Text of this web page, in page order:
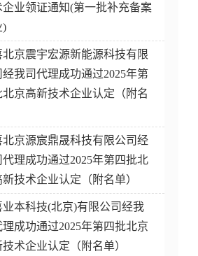
企业领证通知(第一批补充备案
)
北京震宇宏源新能源科技有限
经我司代理成功通过2025年第
北京高新技术企业认定（附名
北京源宸鼎晟科技有限公司经
代理成功通过2025年第四批北
新技术企业认定（附名单）
业本科技(北京)有限公司经我
理成功通过2025年第四批北京
技术企业认定（附名单）